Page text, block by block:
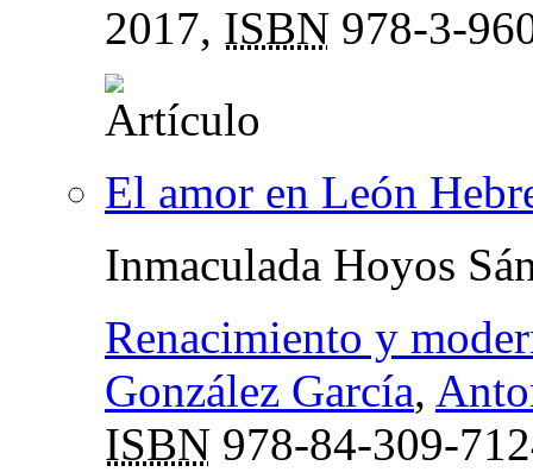
2017, ISBN 978-3-
El amor en León
Inmaculada Hoyos
Renacimiento y
González García,
ISBN 978-84-309-